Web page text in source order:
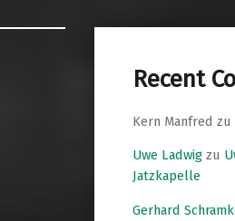
Recent
Kern Manfred zu
Uwe Ladwigzu
Jatzkapelle
Gerhard